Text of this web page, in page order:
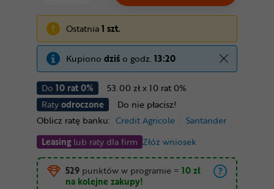
Do 10 rat 0%
53.00 zł x 10 rat 0%
Ratyodroczone
Do nie płacisz!
Oblicz ratę banku: Credit Agricole
Santander
Leasinglub raty dla firm Złóż wniosek
Ostatnia1 szt.
Kupiono dziśo godz. 13:20
529 punktów w programie = 10 zł
na kolejne zakupy!